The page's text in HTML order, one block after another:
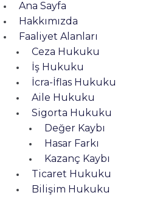
Ana Sayfa
Hakkımızda
Faaliyet Alanları
Ceza Hukuku
İş Hukuku
İcra-İflas Hukuku
Aile Hukuku
Sigorta Hukuku
Değer Kaybı
Hasar Farkı
Kazanç Kaybı
Ticaret Hukuku
Bilişim Hukuku